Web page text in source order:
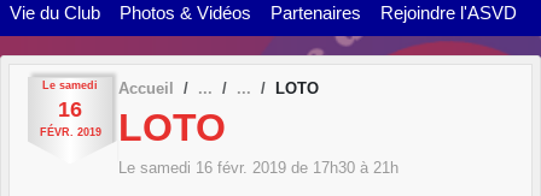
Vie du Club Photos & Vidéos Partenaires Rejoindre l'ASVD
Le samedi
16
FÉVR. 2019
Accueil LOTO
LOTO
Le samedi 16 févr. 2019 de 17h30 à 21h